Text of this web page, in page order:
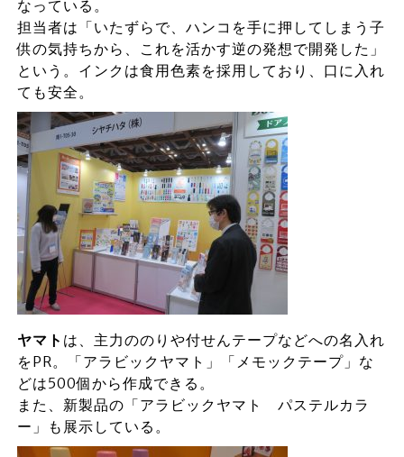
なっている。
担当者は「いたずらで、ハンコを手に押してしまう子
供の気持ちから、これを活かす逆の発想で開発した」
という。インクは食用色素を採用しており、口に入れ
ても安全。
ヤマト は、主力ののりや付せんテープなどへの名入れ
をPR。「アラビックヤマト」「メモックテープ」な
どは500個から作成できる。
また、新製品の「アラビックヤマト パステルカラ
ー」も展示している。